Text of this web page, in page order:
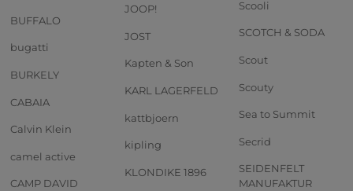
BUFFALO
bugatti
BURKELY
CABAIA
Calvin Klein
camel active
CAMP DAVID
JOOP!
JOST
Kapten & Son
KARL LAGERFELD
kattbjoern
kipling
KLONDIKE 1896
Scooli
SCOTCH & SODA
Scout
Scouty
Sea to Summit
Secrid
SEIDENFELT
MANUFAKTUR